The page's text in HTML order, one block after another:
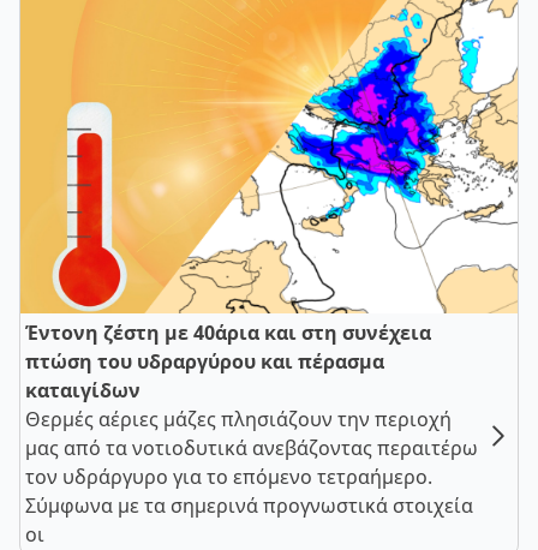
Έντονη ζέστη με 40άρια και στη συνέχεια
πτώση του υδραργύρου και πέρασμα
καταιγίδων
Θερμές αέριες μάζες πλησιάζουν την περιοχή
μας από τα νοτιοδυτικά ανεβάζοντας περαιτέρω
τον υδράργυρο για το επόμενο τετραήμερο.
Σύμφωνα με τα σημερινά προγνωστικά στοιχεία
οι